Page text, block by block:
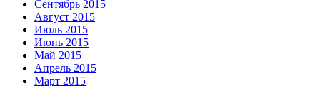
Сентябрь 2015
Август 2015
Июль 2015
Июнь 2015
Май 2015
Апрель 2015
Март 2015